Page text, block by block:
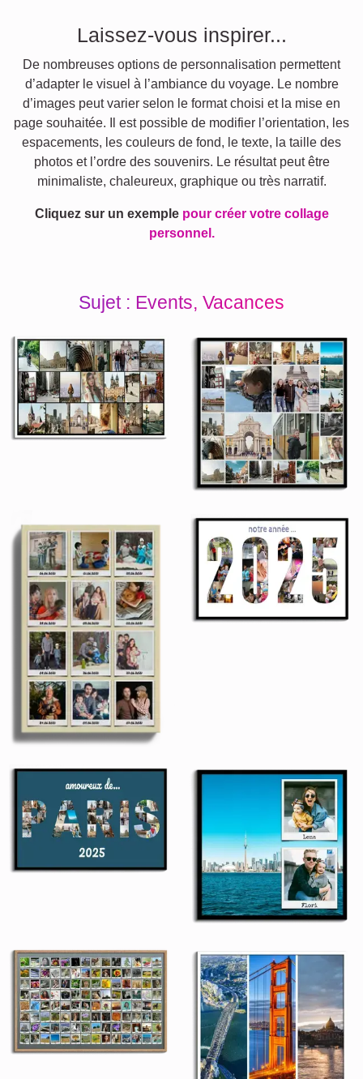
Laissez-vous inspirer...
De nombreuses options de personnalisation permettent
d’adapter le visuel à l’ambiance du voyage. Le nombre
d’images peut varier selon le format choisi et la mise en
page souhaitée. Il est possible de modifier l’orientation, les
espacements, les couleurs de fond, le texte, la taille des
photos et l’ordre des souvenirs. Le résultat peut être
minimaliste, chaleureux, graphique ou très narratif.
Cliquez sur un exemple pour créer votre collage
personnel.
Sujet : Events, Vacances